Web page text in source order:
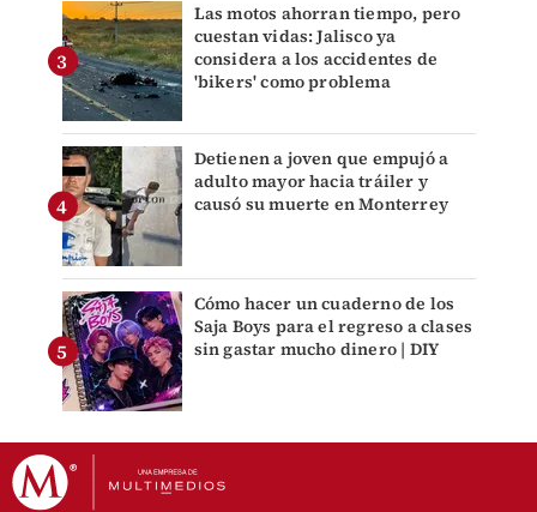
Las motos ahorran tiempo, pero
cuestan vidas: Jalisco ya
considera a los accidentes de
'bikers' como problema
Detienen a joven que empujó a
adulto mayor hacia tráiler y
causó su muerte en Monterrey
Cómo hacer un cuaderno de los
Saja Boys para el regreso a clases
sin gastar mucho dinero | DIY